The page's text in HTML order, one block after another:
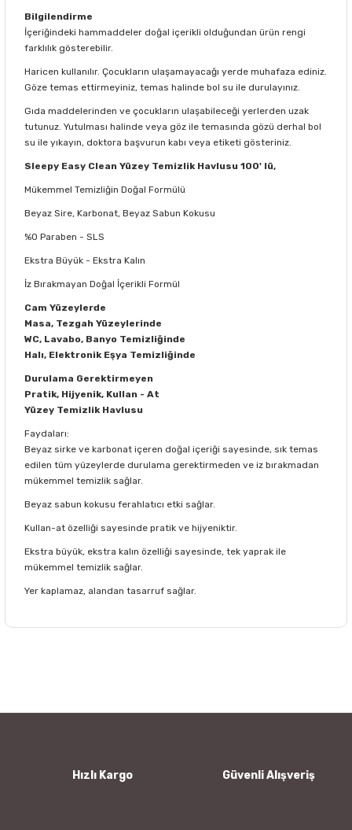
Bilgilendirme
İçeriğindeki hammaddeler doğal içerikli olduğundan ürün rengi
farklılık gösterebilir.
Haricen kullanılır. Çocukların ulaşamayacağı yerde muhafaza ediniz.
Göze temas ettirmeyiniz, temas halinde bol su ile durulayınız.
Gıda maddelerinden ve çocukların ulaşabileceği yerlerden uzak
tutunuz. Yutulması halinde veya göz ile temasında gözü derhal bol
su ile yıkayın, doktora başvurun kabı veya etiketi gösteriniz.
Sleepy Easy Clean Yüzey Temizlik Havlusu 100' lü,
Mükemmel Temizliğin Doğal Formülü
Beyaz Sire, Karbonat, Beyaz Sabun Kokusu
%0 Paraben - SLS
Ekstra Büyük - Ekstra Kalın
İz Bırakmayan Doğal İçerikli Formül
Cam Yüzeylerde
Masa, Tezgah Yüzeylerinde
WC, Lavabo, Banyo Temizliğinde
Halı, Elektronik Eşya Temizliğinde
Durulama Gerektirmeyen
Pratik, Hijyenik, Kullan - At
Yüzey Temizlik Havlusu
Faydaları:
Beyaz sirke ve karbonat içeren doğal içeriği sayesinde, sık temas
edilen tüm yüzeylerde durulama gerektirmeden ve iz bırakmadan
mükemmel temizlik sağlar.
Beyaz sabun kokusu ferahlatıcı etki sağlar.
Kullan-at özelliği sayesinde pratik ve hijyeniktir.
Ekstra büyük, ekstra kalın özelliği sayesinde, tek yaprak ile
mükemmel temizlik sağlar.
Yer kaplamaz, alandan tasarruf sağlar.
Ürün bilgilerinde hatalar bulunuyor.
Hızlı Kargo Güvenli Alışveriş